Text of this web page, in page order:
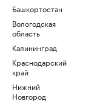
Башкортостан
Вологодская
область
Калининград
Краснодарский
край
Нижний
Новгород